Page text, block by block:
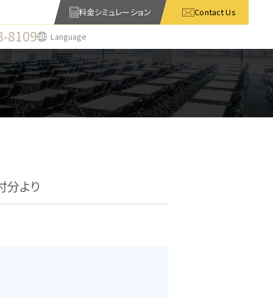
料金シミュレーション Contact Us
8109 Language
より